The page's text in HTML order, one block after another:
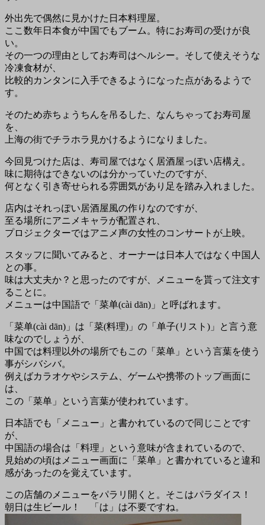
外出先で偶然に見かけた日本料理屋。
ここ数年日本食が中国でもブーム。特にお寿司の受けが良
い。
その一つの理由としてお寿司はヘルシー。そして使えそうな
冷凍食材が、
比較的カンタンに入手できるようになった点があるようで
す。
そのため赤ちょうちんを吊るした、なんちゃってお寿司屋
を、
上海の街でチラホラ見かけるようになりました。
今回見つけた店は、寿司屋ではなく居酒屋っぽい店構え。
味に期待はできないのは分かっていたのですが、
何となく引き寄せられる雰囲気があり足を踏み入れました。
店内はそれっぽい居酒屋風の作りなのですが、
至る場所にアニメキャラが配置され、
プロジェクターではアニメ声の女性のコンサートが上映。
スタッフに聞いてみると、オーナーは日本人ではなく中国人
との事。
味は大丈夫か？と思ったのですが、メニューを貰って注文す
ることに。
メニューは中国語で「菜单(cài dān)」と呼ばれます。
「菜单(cài dān)」は「菜(料理)」の「单子(リスト)」と言う意
味なのでしょうが、
中国では料理以外の場所でもこの「菜单」という言葉を使う
事がシバシバ。
例えばカラオケやシステム、ゲームや携帯のトップ画面に
は、
この「菜单」という言葉が使われています。
日本語でも「メニュー」と書かれているので同じことです
が、
中国語の場合は「料理」という意味が含まれているので、
見始めの頃はメニュー画面に「菜单」と書かれていると違和
感があったのを覚えています。
この店舗のメニューをパラリ開くと。そこはパラダイス！
朝日は生ビール！ 「は」は不要ですね。